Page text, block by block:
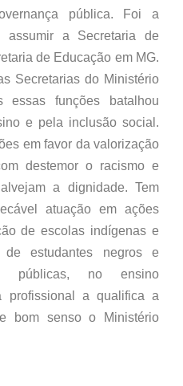
pública. Foi a
assumir a Secretaria de
de Educação em MG.
Secretarias do Ministério
essas funções batalhou
e pela inclusão social.
em favor da valorização
destemor o racismo e
a dignidade. Tem
atuação em ações
de escolas indígenas e
estudantes negros e
públicas, no ensino
profissional a qualifica a
bom senso o Ministério